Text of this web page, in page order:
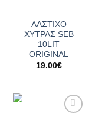
ΛΑΣΤΙΧΟ
ΧΥΤΡΑΣ SEΒ
10LIT
ORIGINAL
19.00€